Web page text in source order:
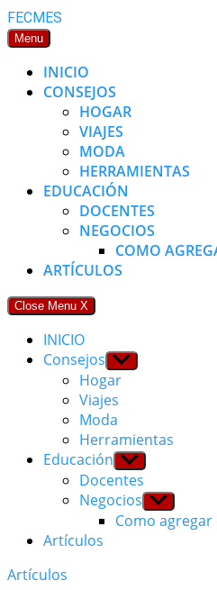
Skip
to
FECMES
Menu
INICIO
CONSEJOS
HOGAR
VIAJES
MODA
HERRAMIENTAS
EDUCACIÓN
DOCENTES
NEGOCIOS
COMO
ARTÍCULOS
Close Menu X
INICIO
Consejos Show
sub
menu
Hogar
Viajes
Moda
Herramientas
Educación Show
sub
menu
Docentes
Negocios Show
sub
menu
Como
Artículos
Artículos